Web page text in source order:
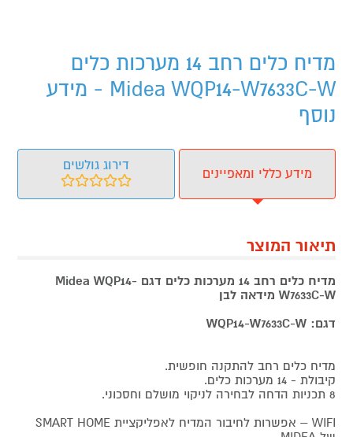
מדיח כלים רחב 14 מערכות כלים
Midea WQP14-W7633C-W - מידע
נוסף
מידע כללי ומאפיינים
דירוג גולשים
תיאור המוצר
מדיח כלים רחב 14 מערכות כלים דגם Midea WQP14-
W7633C-W מידאה לבן
דגם: WQP14-W7633C-W
מדיח כלים רחב להתקנה חופשית.
קיבולת - 14 מערכות כלים.
8 תכניות הדחה לבחירה לניקוי מושלם וחסכוני.
WIFI – אפשרות לחיבור המדיח לאפליקציית SMART HOME